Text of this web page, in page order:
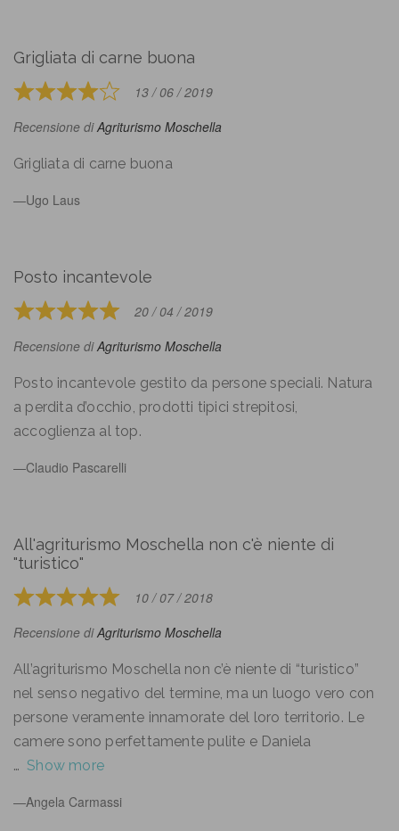
Grigliata di carne buona
Rated
4
of
13 / 06 / 2019
Recensione diAgriturismo Moschella
Grigliata di carne buona
Ugo Laus
Posto incantevole
Rated
5
of
5
20 / 04 / 2019
Recensione diAgriturismo Moschella
Posto incantevole gestito da persone speciali. Natura
a perdita d’occhio, prodotti tipici strepitosi,
accoglienza al top.
Claudio Pascarelli
All'agriturismo Moschella non c'è niente di
"turistico"
Rated
5
of
5
10 / 07 / 2018
Recensione diAgriturismo Moschella
All’agriturismo Moschella non c’è niente di “turistico”
nel senso negativo del termine, ma un luogo vero con
persone veramente innamorate del loro territorio. Le
camere sono perfettamente pulite e Daniela
Show more
Angela Carmassi